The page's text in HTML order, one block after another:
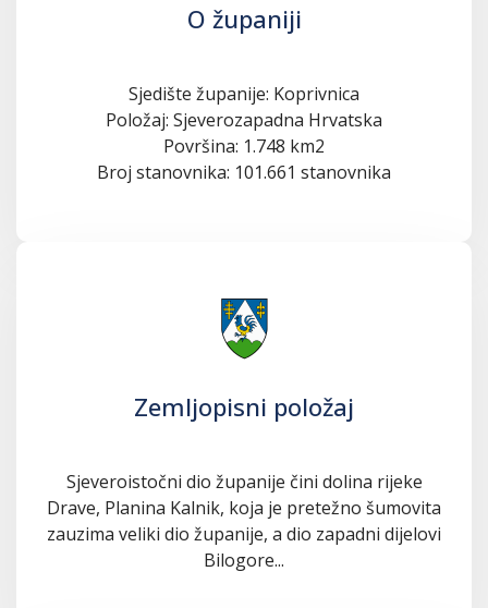
O županiji
Sjedište županije: Koprivnica
Položaj: Sjeverozapadna Hrvatska
Površina: 1.748 km2
Broj stanovnika: 101.661 stanovnika
Zemljopisni položaj
Sjeveroistočni dio županije čini dolina rijeke
Drave, Planina Kalnik, koja je pretežno šumovita
zauzima veliki dio županije, a dio zapadni dijelovi
Bilogore...